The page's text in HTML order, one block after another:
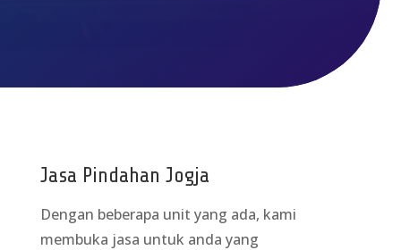
Jasa Pindahan Jogja
Dengan beberapa unit yang ada, kami
membuka jasa untuk anda yang